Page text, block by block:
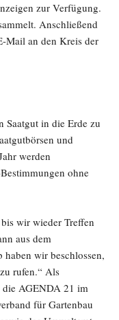
zur Verfügung.
Anschließend
Mail an den Kreis der
Saatgut in die Erde zu
und
werden
ohne
wir wieder Treffen
aus dem
haben wir beschlossen,
rufen.“ Als
die AGENDA 21 im
für Gartenbau